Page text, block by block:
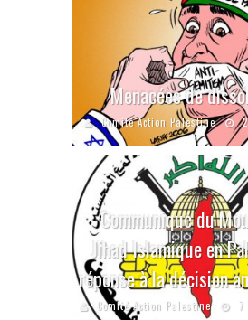
Menacées de
Comité Action Palestine
Communiqué du
Jihad Islamique en
réponse à la décision
Comité Action Palestine 7